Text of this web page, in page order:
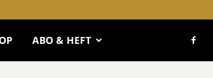
ABO & HEFT